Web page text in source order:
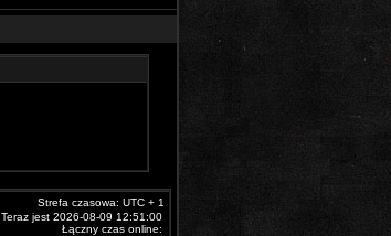
Strefa czasowa: UTC + 1
Teraz jest 2026-08-09 12:51:00
Łączny czas online: